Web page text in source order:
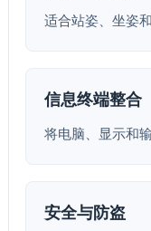
适合站姿、坐姿
信息终端整合
将电脑、显示和
安全与防盗